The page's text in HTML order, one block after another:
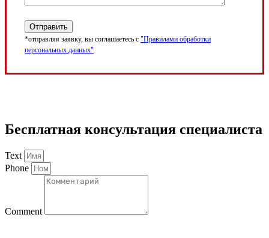
*отправляя заявку, вы соглашаетесь с "Правилами обработки
персональных данных"
Бесплатная консультация специалиста
Text
Phone
Comment